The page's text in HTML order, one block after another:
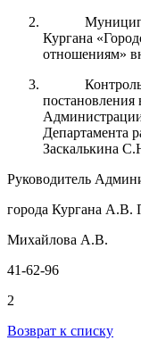
Кургана
отношениям»
постановления
Департамента
Заскалькина
Руководитель
города Кургана А.В.
Михайлова А.В.
41-62-96
2
Возврат к списку